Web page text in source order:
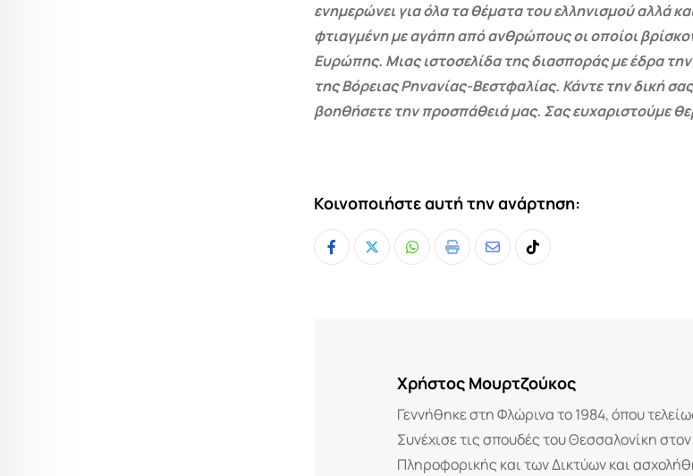
ενημερώνει για όλα τα θέματα του ελληνισμού αλλά
φτιαγμένη με αγάπη από ανθρώπους οι οποίοι
Ευρώπης. Μιας ιστοσελίδα της διασποράς με έδρα την
της Βόρειας Ρηνανίας-Βεστφαλίας. Κάντε την δική
βοηθήσετε την προσπάθειά μας. Σας ευχαριστούμε
Κοινοποιήστε αυτή την ανάρτηση:
Whatsapp
Print
ShareTiktok
Χρήστος Μουρτζούκος
Γεννήθηκε στη Φλώρινα το 1984, όπου
Συνέχισε τις σπουδές του Θεσσαλονίκη
Πληροφορικής και των Δικτύων και